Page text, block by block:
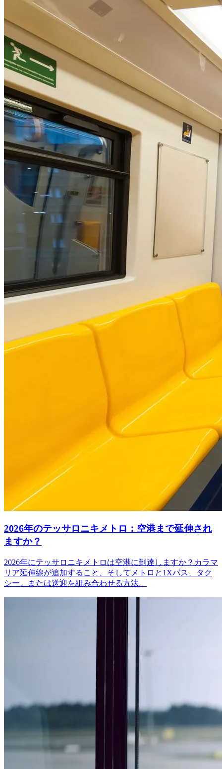
2026年のテッサロニキメトロ：空港まで延伸され
ますか？
2026年にテッサロニキメトロは空港に到達しますか？カラマ
リア延伸線が追加すること、そしてメトロと1Xバス、タク
シー、または送迎を組み合わせる方法。